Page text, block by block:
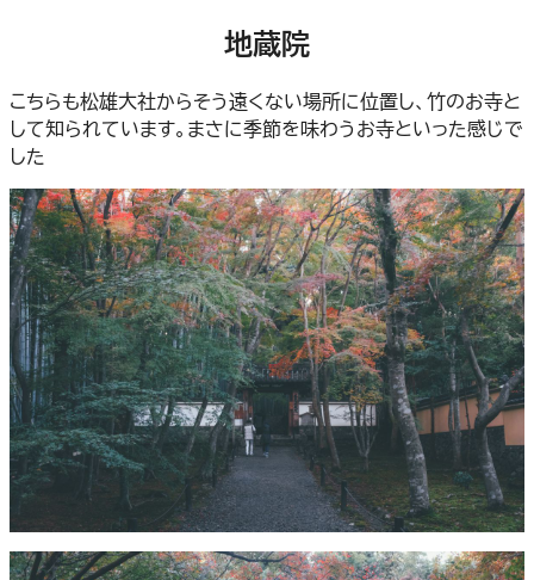
地蔵院
こちらも松雄大社からそう遠くない場所に位置し、竹のお寺と
して知られています。まさに季節を味わうお寺といった感じで
した